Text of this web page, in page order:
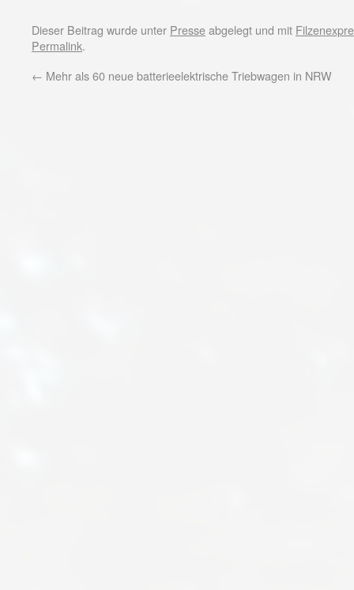
Dieser Beitrag wurde unter Presseabgelegt und mit
Permalink.
← Mehr als 60 neue batterieelektrische Triebwagen in NRW